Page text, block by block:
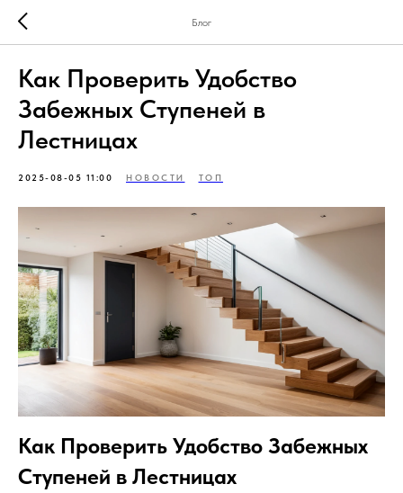
Блог
Как Проверить Удобство
Забежных Ступеней в
Лестницах
2025-08-05 11:00 НОВОСТИ ТОП
Как Проверить Удобство Забежных
Ступеней в Лестницах